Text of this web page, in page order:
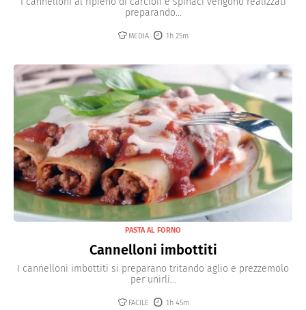
preparando...
MEDIA 1h 25m
PASTA AL FORNO
Cannelloni imbottiti
I cannelloni imbottiti si preparano tritando aglio e prezzemolo
per unirli...
FACILE 1h 45m